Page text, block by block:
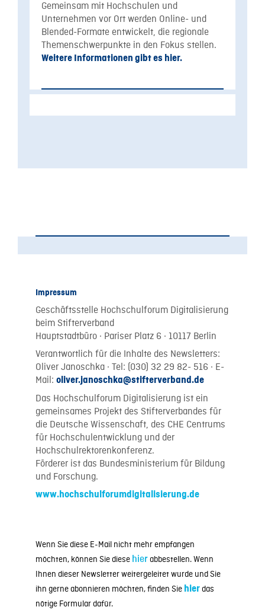
Gemeinsam mit Hochschulen und
Unternehmen vor Ort werden Online- und
Blended-Formate entwickelt, die regionale
Themenschwerpunkte in den Fokus stellen.
Weitere Informationen gibt es hier.
Impressum
Geschäftsstelle Hochschulforum Digitalisierung
beim Stifterverband
Hauptstadtbüro · Pariser Platz 6 · 10117 Berlin
Verantwortlich für die Inhalte des Newsletters:
Oliver Janoschka · Tel: (030) 32 29 82- 516 · E-
Mail: oliver.janoschka@stifterverband.de
Das Hochschulforum Digitalisierung ist ein
gemeinsames Projekt des Stifterverbandes für
die Deutsche Wissenschaft, des CHE Centrums
für Hochschulentwicklung und der
Hochschulrektorenkonferenz.
Förderer ist das Bundesministerium für Bildung
und Forschung.
www.hochschulforumdigitalisierung.de
Wenn Sie diese E-Mail nicht mehr empfangen
möchten, können Sie diese hierabbestellen. Wenn
Ihnen dieser Newsletter weitergeleitet wurde und Sie
ihn gerne abonnieren möchten, finden Sie hierdas
nötige Formular dafür.